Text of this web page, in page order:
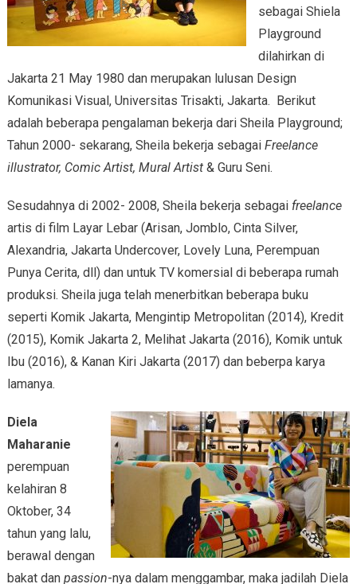
sebagai Shiela
Playground
dilahirkan di
Jakarta 21 May 1980 dan merupakan lulusan Design
Komunikasi Visual, Universitas Trisakti, Jakarta. Berikut
adalah beberapa pengalaman bekerja dari Sheila Playground;
Tahun 2000- sekarang, Sheila bekerja sebagai Freelance
illustrator, Comic Artist, Mural Artist& Guru Seni.
Sesudahnya di 2002- 2008, Sheila bekerja sebagai freelance
artis di film Layar Lebar (Arisan, Jomblo, Cinta Silver,
Alexandria, Jakarta Undercover, Lovely Luna, Perempuan
Punya Cerita, dll) dan untuk TV komersial di beberapa rumah
produksi. Sheila juga telah menerbitkan beberapa buku
seperti Komik Jakarta, Mengintip Metropolitan (2014), Kredit
(2015), Komik Jakarta 2, Melihat Jakarta (2016), Komik untuk
Ibu (2016), & Kanan Kiri Jakarta (2017) dan beberpa karya
lamanya.
Diela
Maharanie
perempuan
kelahiran 8
Oktober, 34
tahun yang lalu,
berawal dengan
bakat dan passion-nya dalam menggambar, maka jadilah Diela